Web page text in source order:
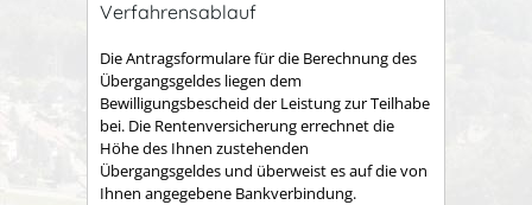
Verfahrensablauf
Die Antragsformulare für die Berechnung des
Übergangsgeldes liegen dem
Bewilligungsbescheid der Leistung zur Teilhabe
bei. Die Rentenversicherung errechnet die
Höhe des Ihnen zustehenden
Übergangsgeldes und überweist es auf die von
Ihnen angegebene Bankverbindung.